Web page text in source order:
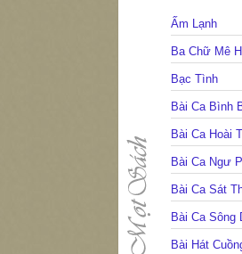
Ấm Lạnh
Ba Chữ Mê
Bạc Tình
Bài Ca Bình
Bài Ca Hoài
Bài Ca Ngư
Bài Ca Sát
Bài Ca Sông
Bài Hát